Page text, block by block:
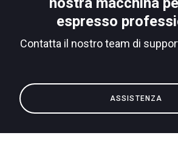
espresso
Contatta il nostro team di
ASSISTENZA
Brand